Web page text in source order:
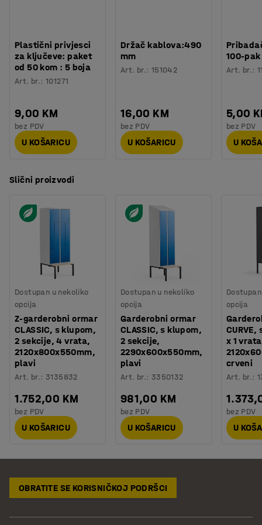
Plastični privjesci
za ključeve: paket
od 50 kom : 5 boja
Art. br.:101271
9,00 KM
bez PDV
U KOŠARICU
Držač kablova:490
mm
Art. br.: 151042
16,00 KM
bez PDV
U KOŠARICU
100-pak
Art. br.:
5,00
bez PDV
U
Slični proizvodi
Dostupan u nekoliko
opcija
Z-garderobni ormar
CLASSIC, s klupom,
2 sekcije, 4 vrata,
2120x800x550mm,
plavi
Art. br.:3135832
1.752,00 KM
bez PDV
U KOŠARICU
Dostupan u nekoliko
opcija
Garderobni ormar
CLASSIC, s klupom,
2 sekcije,
2290x600x550mm,
plavi
Art. br.: 3350132
981,00 KM
bez PDV
U KOŠARICU
opcija
x 1
crveni
Art. br.:
bez PDV
U
OBRATITE SE KORISNIČKOJ PODRŠCI